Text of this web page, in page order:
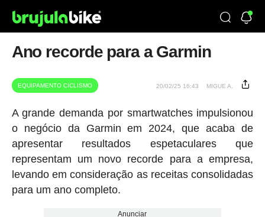
Ano recorde para a Garmin
EQUIPAMENTO CICLISMO 20/02/25 16:43 MIGUE A.
A grande demanda por smartwatches impulsionou
o negócio da Garmin em 2024, que acaba de
apresentar resultados espetaculares que
representam um novo recorde para a empresa,
levando em consideração as receitas consolidadas
para um ano completo.
Anunciar